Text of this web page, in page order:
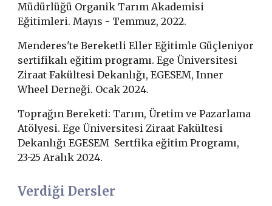
Müdürlüğü Organik Tarım Akademisi
Eğitimleri. Mayıs - Temmuz, 2022.
Menderes'te Bereketli Eller Eğitimle Güçleniyor
sertifikalı eğitim programı.Ege Üniversitesi
Ziraat Fakültesi Dekanlığı, EGESEM, Inner
Wheel Derneği. Ocak 2024.
Toprağın Bereketi: Tarım, Üretim ve Pazarlama
Atölyesi. Ege Üniversitesi Ziraat Fakültesi
Dekanlığı EGESEM Sertfika eğitim Programı,
23-25 Aralık 2024.
Verdiği Dersler